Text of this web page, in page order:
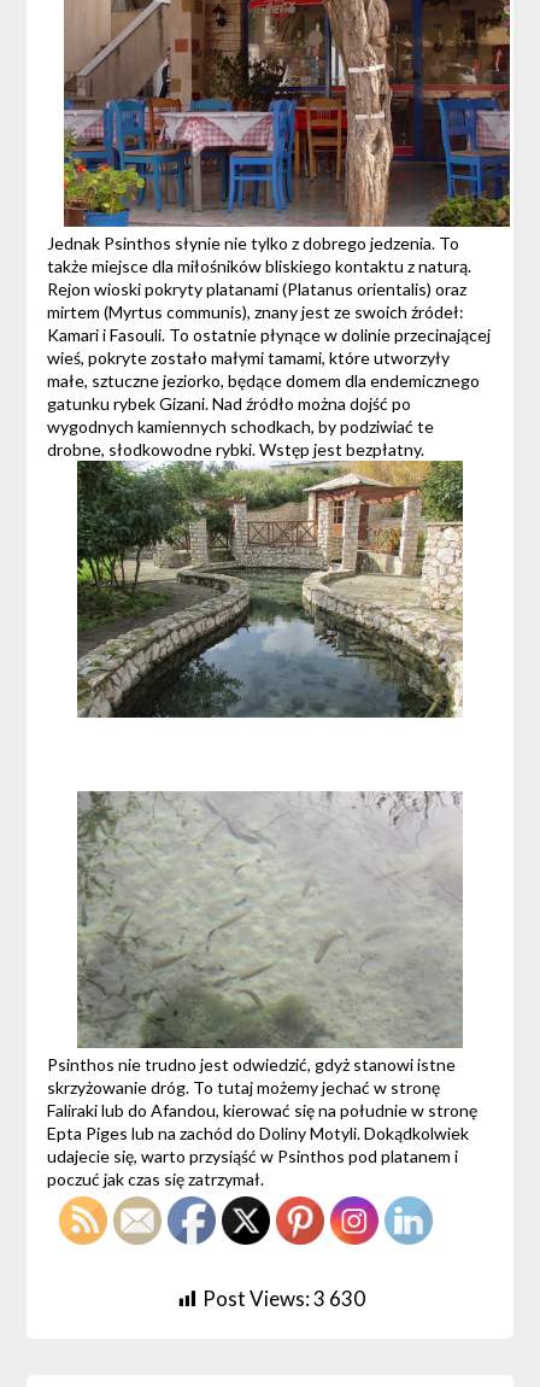
Jednak Psinthos słynie nie tylko z dobrego jedzenia. To
także miejsce dla miłośników bliskiego kontaktu z naturą.
Rejon wioski pokryty platanami (Platanus orientalis) oraz
mirtem (Myrtus communis), znany jest ze swoich źródeł:
Kamari i Fasouli. To ostatnie płynące w dolinie przecinającej
wieś, pokryte zostało małymi tamami, które utworzyły
małe, sztuczne jeziorko, będące domem dla endemicznego
gatunku rybek Gizani. Nad źródło można dojść po
wygodnych kamiennych schodkach, by podziwiać te
drobne, słodkowodne rybki. Wstęp jest bezpłatny.
Psinthos nie trudno jest odwiedzić, gdyż stanowi istne
skrzyżowanie dróg. To tutaj możemy jechać w stronę
Faliraki lub do Afandou, kierować się na południe w stronę
Epta Piges lub na zachód do Doliny Motyli. Dokądkolwiek
udajecie się, warto przysiąść w Psinthos pod platanem i
poczuć jak czas się zatrzymał.
Post Views:3 630